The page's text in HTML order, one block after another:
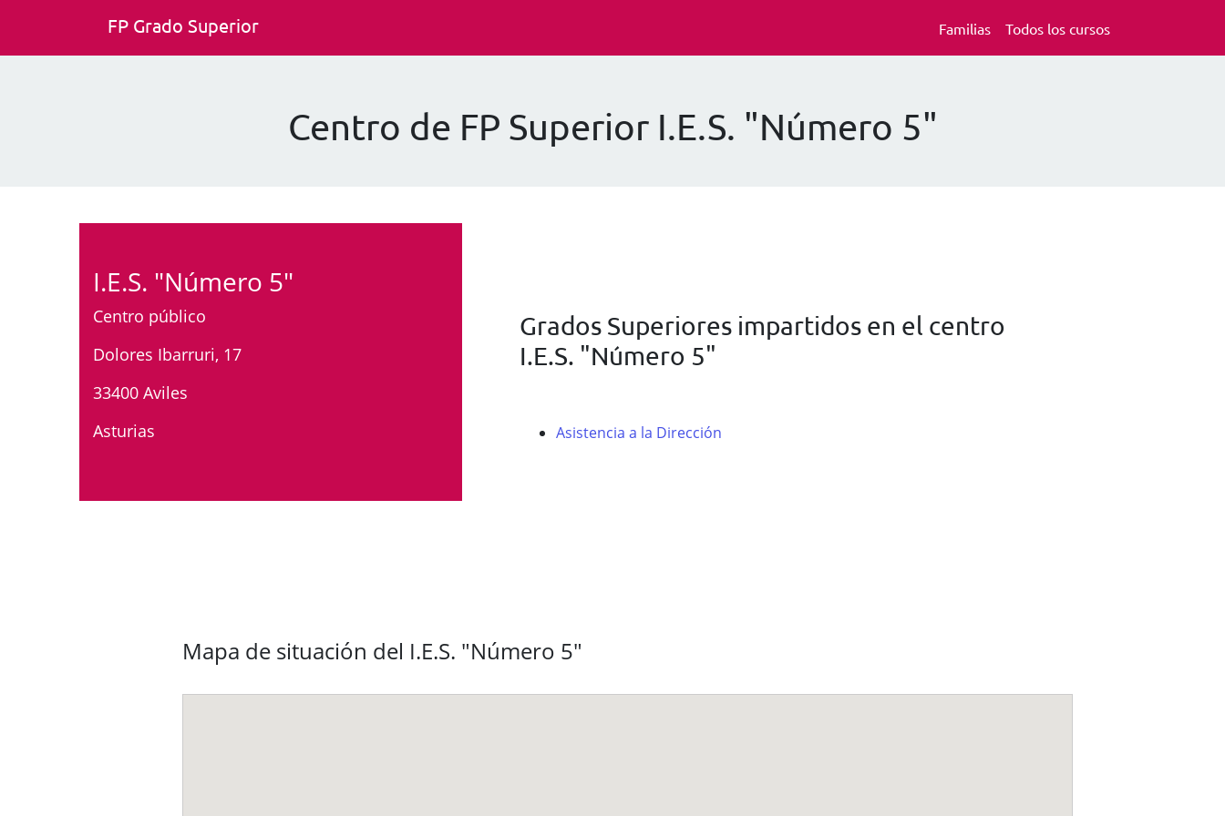
FP Grado Superior Familias Todos los cursos
Centro de FP Superior I.E.S. "Número 5"
I.E.S. "Número 5"
Centro público
Dolores Ibarruri, 17
33400 Aviles
Asturias
Grados Superiores impartidos en el centro
I.E.S. "Número 5"
Asistencia a la Dirección
Mapa de situación del I.E.S. "Número 5"